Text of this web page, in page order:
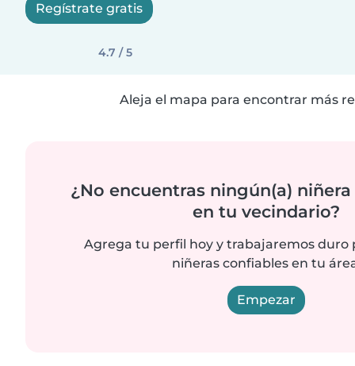
Regístrate gratis
4.7 / 5
Aleja el mapa para encontrar más
¿No encuentras ningún(a)
en tu vecindario?
Agrega tu perfil hoy y trabajaremos duro
niñeras confiables en tu
Empezar